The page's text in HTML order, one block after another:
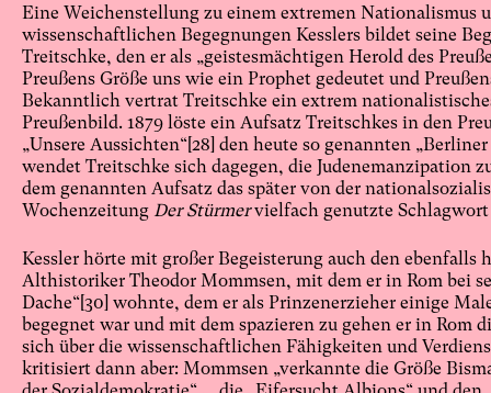
Eine Weichenstellung zu einem extremen Nationalismus
wissenschaftlichen Begegnungen Kesslers bildet seine
Treitschke, den er als „geistesmächtigen Herold des
Preußens Größe uns wie ein Prophet gedeutet und
Bekanntlich vertrat Treitschke ein extrem
Preußenbild. 1879 löste ein Aufsatz Treitschkes in den
„Unsere Aussichten“[28] den heute so genannten
wendet Treitschke sich dagegen, die Judenemanzipation
dem genannten Aufsatz das später von der
Wochenzeitung Der Stürmervielfach genutzte Schlagwort
Kessler hörte mit großer Begeisterung auch den
Althistoriker Theodor Mommsen, mit dem er in Rom bei
Dache“[30] wohnte, dem er als Prinzenerzieher einige
begegnet war und mit dem spazieren zu gehen er in Rom
sich über die wissenschaftlichen Fähigkeiten und
kritisiert dann aber: Mommsen „verkannte die Größe